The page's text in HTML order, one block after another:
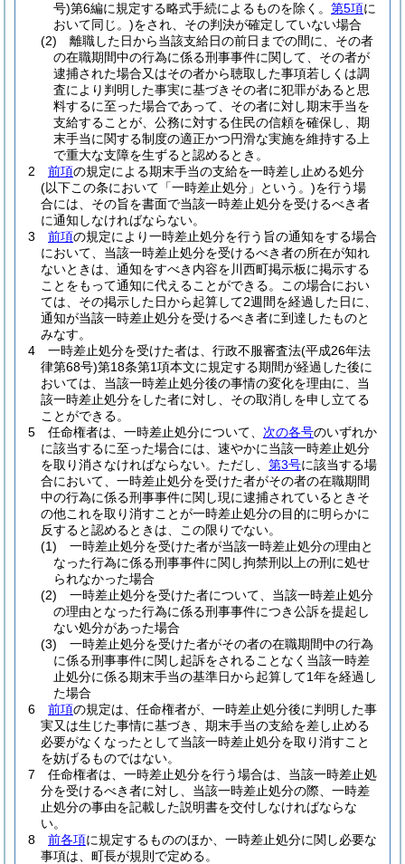
号)第6編に規定する略式手続によるものを除く。 第5項に
おいて同じ。)をされ、その判決が確定していない場合
(2)
離職した日から当該支給日の前日までの間に、その者
の在職期間中の行為に係る刑事事件に関して、その者が
逮捕された場合又はその者から聴取した事項若しくは調
査により判明した事実に基づきその者に犯罪があると思
料するに至った場合であって、その者に対し期末手当を
支給することが、公務に対する住民の信頼を確保し、期
末手当に関する制度の適正かつ円滑な実施を維持する上
で重大な支障を生ずると認めるとき。
2
前項の規定による期末手当の支給を一時差し止める処分
(以下この条において「一時差止処分」という。)を行う場
合には、その旨を書面で当該一時差止処分を受けるべき者
に通知しなければならない。
3
前項の規定により一時差止処分を行う旨の通知をする場合
において、当該一時差止処分を受けるべき者の所在が知れ
ないときは、通知をすべき内容を川西町掲示板に掲示する
ことをもって通知に代えることができる。
この場合におい
ては、その掲示した日から起算して2週間を経過した日に、
通知が当該一時差止処分を受けるべき者に到達したものと
みなす。
4
一時差止処分を受けた者は、行政不服審査法(平成26年法
律第68号)第18条第1項本文に規定する期間が経過した後に
おいては、当該一時差止処分後の事情の変化を理由に、当
該一時差止処分をした者に対し、その取消しを申し立てる
ことができる。
5
任命権者は、一時差止処分について、 次の各号のいずれか
に該当するに至った場合には、速やかに当該一時差止処分
を取り消さなければならない。 ただし、 第3号に該当する場
合において、一時差止処分を受けた者がその者の在職期間
中の行為に係る刑事事件に関し現に逮捕されているときそ
の他これを取り消すことが一時差止処分の目的に明らかに
反すると認めるときは、この限りでない。
(1)
一時差止処分を受けた者が当該一時差止処分の理由と
なった行為に係る刑事事件に関し拘禁刑以上の刑に処せ
られなかった場合
(2)
一時差止処分を受けた者について、当該一時差止処分
の理由となった行為に係る刑事事件につき公訴を提起し
ない処分があった場合
(3)
一時差止処分を受けた者がその者の在職期間中の行為
に係る刑事事件に関し起訴をされることなく当該一時差
止処分に係る期末手当の基準日から起算して1年を経過し
た場合
6
前項の規定は、任命権者が、一時差止処分後に判明した事
実又は生じた事情に基づき、期末手当の支給を差し止める
必要がなくなったとして当該一時差止処分を取り消すこと
を妨げるものではない。
7
任命権者は、一時差止処分を行う場合は、当該一時差止処
分を受けるべき者に対し、当該一時差止処分の際、一時差
止処分の事由を記載した説明書を交付しなければならな
い。
8
前各項に規定するもののほか、一時差止処分に関し必要な
事項は、町長が規則で定める。